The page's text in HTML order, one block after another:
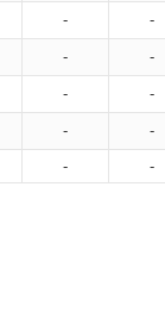
- -
- -
- -
-
-
- -